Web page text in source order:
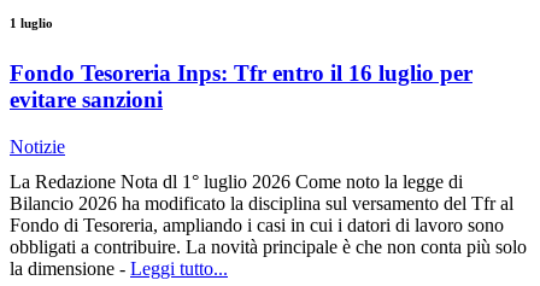
1 luglio
Fondo Tesoreria Inps: Tfr entro il 16 luglio per
evitare sanzioni
Notizie
La Redazione Nota dl 1° luglio 2026 Come noto la legge di
Bilancio 2026 ha modificato la disciplina sul versamento del Tfr al
Fondo di Tesoreria, ampliando i casi in cui i datori di lavoro sono
obbligati a contribuire. La novità principale è che non conta più solo
la dimensione - Leggi tutto...